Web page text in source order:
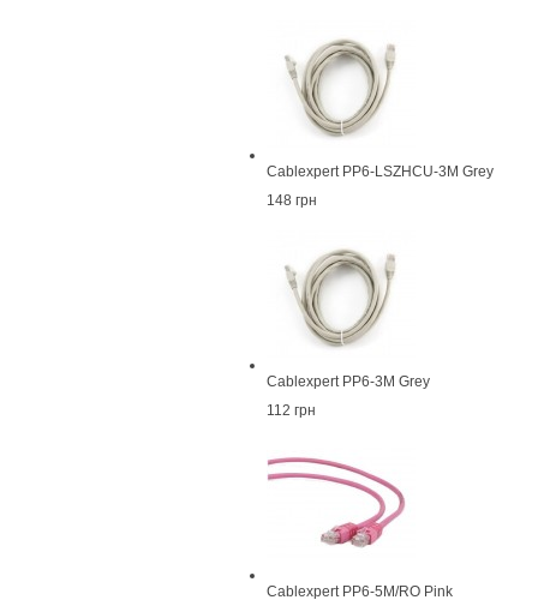
Cablexpert PP6-LSZHCU-3M Grey
148 грн
Cablexpert PP6-3M Grey
112 грн
Cablexpert PP6-5M/RO Pink